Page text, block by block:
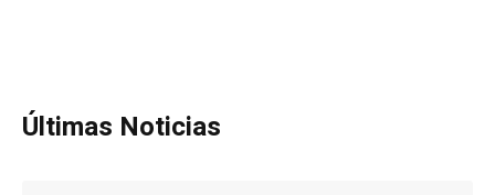
Últimas Noticias